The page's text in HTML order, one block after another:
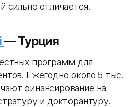
сильно отличается.
— Турция
программ для
Ежегодно около 5 тыс.
финансирование на
и докторантуру.